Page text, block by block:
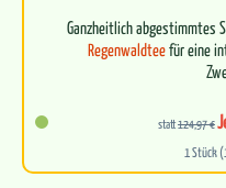
Ganzheitlich abgestimmtes
Regenwaldteefür eine
statt124,97 €
1 Stück